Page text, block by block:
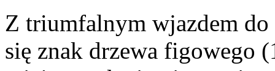
Z triumfalnym wjazdem do
się znak drzewa figowego